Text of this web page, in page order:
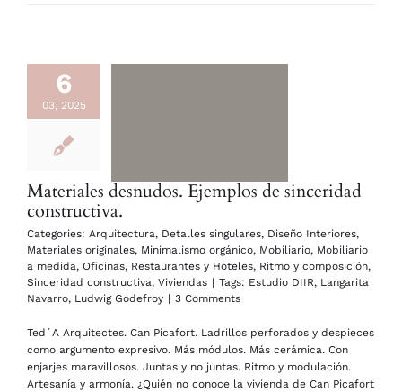
6
03, 2025
Materiales desnudos. Ejemplos de sinceridad
constructiva.
Categories: Arquitectura, Detalles singulares, Diseño Interiores,
Materiales originales, Minimalismo orgánico, Mobiliario, Mobiliario
a medida, Oficinas, Restaurantes y Hoteles, Ritmo y composición,
Sinceridad constructiva, Viviendas | Tags: Estudio DIIR, Langarita
Navarro, Ludwig Godefroy | 3 Comments
Ted´A Arquitectes. Can Picafort. Ladrillos perforados y despieces
como argumento expresivo. Más módulos. Más cerámica. Con
enjarjes maravillosos. Juntas y no juntas. Ritmo y modulación.
Artesanía y armonía. ¿Quién no conoce la vivienda de Can Picafort